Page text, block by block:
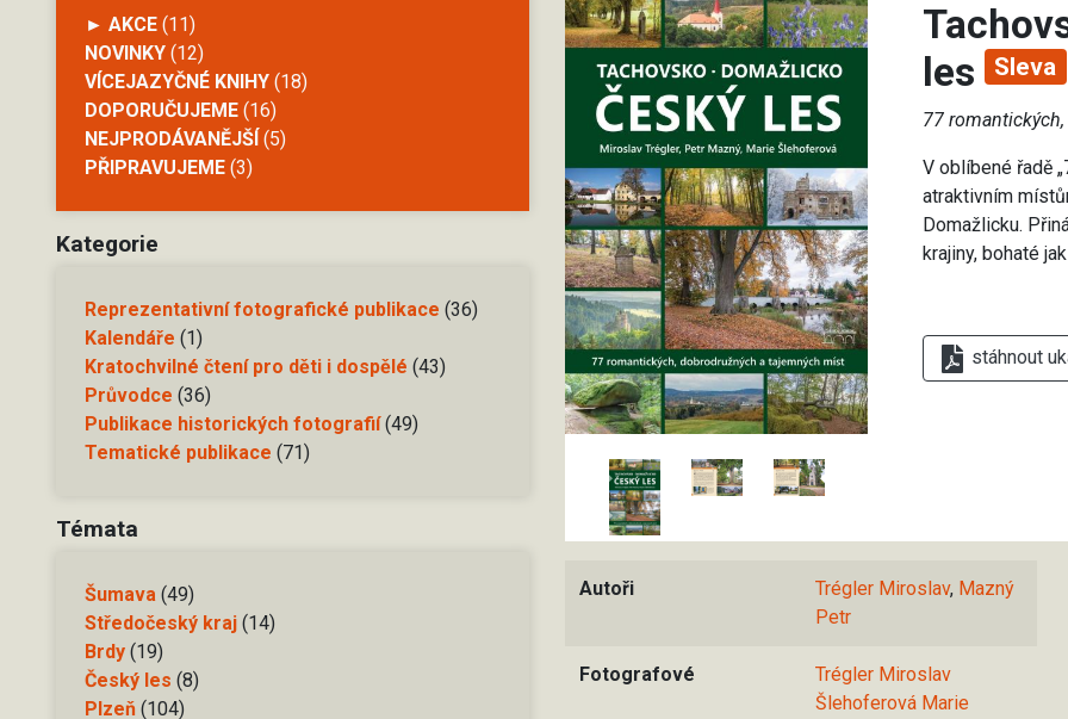
► AKCE (11)
NOVINKY (12)
VÍCEJAZYČNÉ KNIHY (18)
DOPORUČUJEME (16)
NEJPRODÁVANĚJŠÍ (5)
PŘIPRAVUJEME (3)
Kategorie
Reprezentativní fotografické publikace (36)
Kalendáře (1)
Kratochvilné čtení pro děti i dospělé (43)
Průvodce (36)
Publikace historických fotografií(49)
Tematické publikace (71)
Témata
Šumava (49)
Středočeský kraj (14)
Brdy (19)
Český les (8)
Plzeň (104)
les Sleva
77
V oblíbené řadě
atraktivním
Domažlicku.
krajiny, bohaté
stáhnout
Autoři Trégler Miroslav, Mazný
Petr
Fotografové
Trégler Miroslav
Šlehoferová Marie